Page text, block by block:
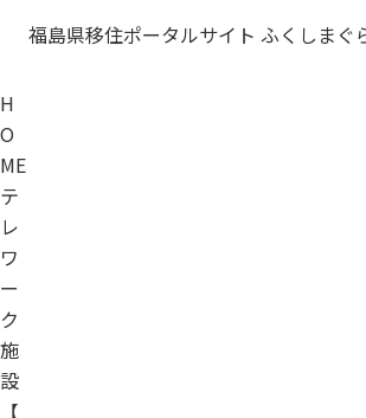
福島県移住ポータルサイト ふくしまぐ
H
O
ME
テ
レ
ワ
ー
ク
施
設
【